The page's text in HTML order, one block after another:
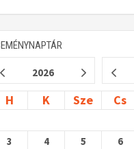
2026
H K Sze Cs
3
4 5 6